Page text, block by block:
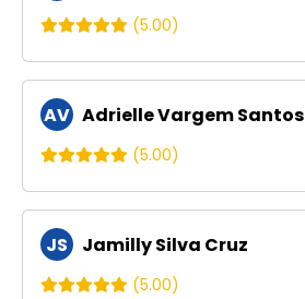
(5.00)
AV Adrielle Vargem Santos
(5.00)
JS Jamilly Silva Cruz
(5.00)